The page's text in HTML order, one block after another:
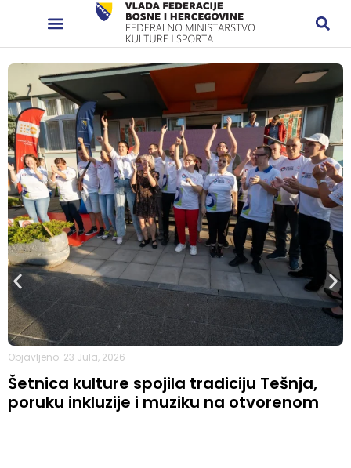
Objavljeno: 23 Jula, 2026
Šetnica kulture spojila tradiciju Tešnja,
poruku inkluzije i muziku na otvorenom